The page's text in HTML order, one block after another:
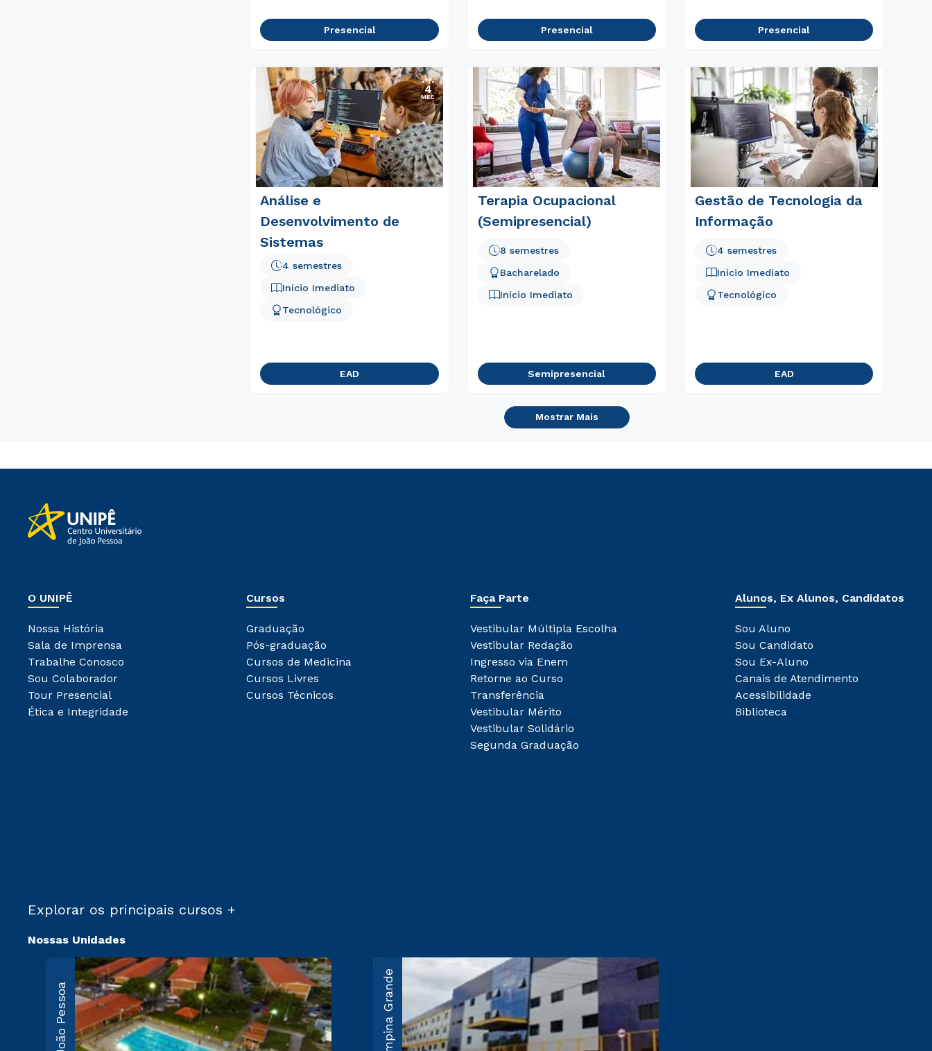
Presencial Presencial Presencial
Análise e
Desenvolvimento de
Sistemas
4 semestres
Início Imediato
Tecnológico
EAD
Terapia Ocupacional
(Semipresencial)
Bacharelado
8 semestres
Início Imediato
Semipresencial
Gestão de Tecnologia da
Informação
Início Imediato
4 semestres
Tecnológico
EAD
Mostrar Mais
O UNIPÊ
Nossa História
Sala de Imprensa
Trabalhe Conosco
Sou Colaborador
Tour Presencial
Ética e Integridade
Cursos
Graduação
Pós-graduação
Cursos de Medicina
Cursos Livres
Cursos Técnicos
Faça Parte
Vestibular Múltipla Escolha
Vestibular Redação
Ingresso via Enem
Retorne ao Curso
Transferência
Vestibular Mérito
Vestibular Solidário
Segunda Graduação
Alunos, Ex Alunos, Candidatos
Sou Aluno
Sou Candidato
Sou Ex-Aluno
Canais de Atendimento
Acessibilidade
Biblioteca
Explorar os principais cursos +
Nossas Unidades
João Pessoa
João Pessoa
Rodovia BR-230, KM 22 Água
Fria - João Pessoa/PB CEP
58053-000
Saiba mais
Campina Grande